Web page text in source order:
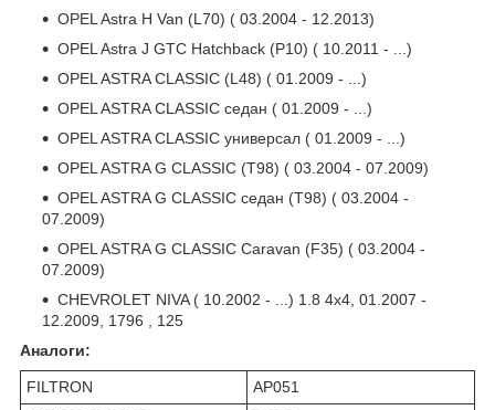
OPEL Astra H Van (L70) ( 03.2004 - 12.2013)
OPEL Astra J GTC Hatchback (P10) ( 10.2011 - ...)
OPEL ASTRA CLASSIC (L48) ( 01.2009 - ...)
OPEL ASTRA CLASSIC седан ( 01.2009 - ...)
OPEL ASTRA CLASSIC универсал ( 01.2009 - ...)
OPEL ASTRA G CLASSIC (T98) ( 03.2004 - 07.2009)
OPEL ASTRA G CLASSIC седан (T98) ( 03.2004 -
07.2009)
OPEL ASTRA G CLASSIC Caravan (F35) ( 03.2004 -
07.2009)
CHEVROLET NIVA ( 10.2002 - ...) 1.8 4x4, 01.2007 -
12.2009, 1796 , 125
Аналоги:
FILTRON
AP051